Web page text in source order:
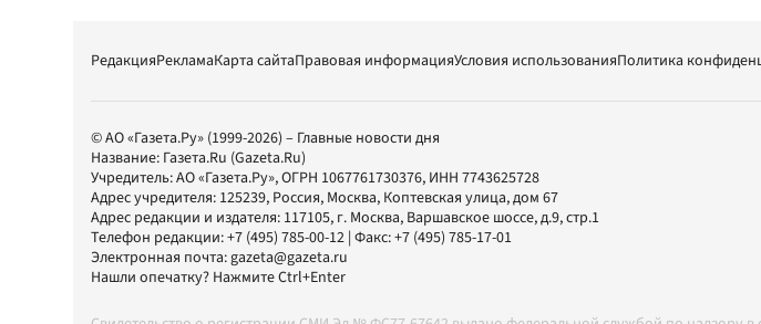
РедакцияРекламаКарта сайтаПравовая информацияУсловия использованияПолитика
© АО «Газета.Ру» (1999-2026) – Главные новости дня
Название: Газета.Ru (Gazeta.Ru)
Учредитель:АО «Газета.Ру», ОГРН 1067761730376, ИНН 7743625728
Адрес учредителя: 125239, Россия, Москва, Коптевская улица, дом 67
Адрес редакции и издателя: 117105, г. Москва, Варшавское шоссе, д.9, стр.1
Телефон редакции:+7 (495) 785-00-12 | Факс:+7 (495) 785-17-01
Электронная почта:gazeta@gazeta.ru
Нашли опечатку? Нажмите Ctrl+Enter